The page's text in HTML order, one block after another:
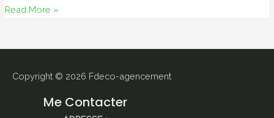
Faites
chez
Read More »
Copyright © 2026 Fdeco-agencement
Me Contacter